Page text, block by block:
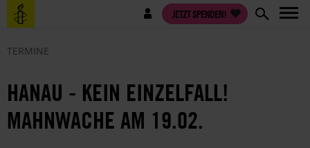
Direkt
zum
Benutzermenü JETZT SPENDEN!
TERMINE
HANAU - KEIN EINZELFALL!
MAHNWACHE AM 19.02.